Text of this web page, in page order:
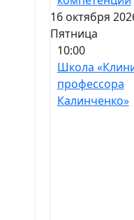
16 октября
Пятница
10:00
Школа
профессора
Калинченко»